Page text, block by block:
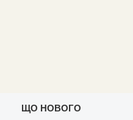
ЩО НОВОГО